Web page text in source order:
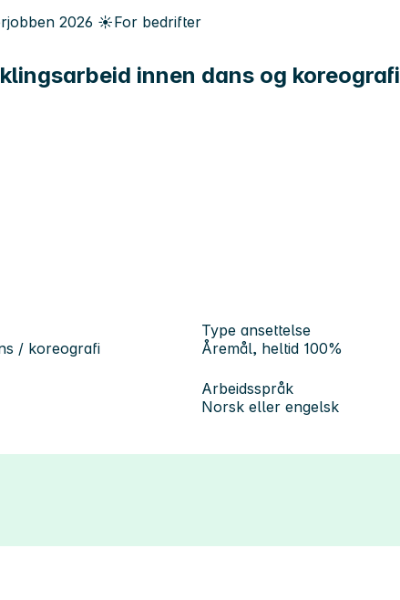
2026 ☀️For bedrifter
innen dans og koreografi
/ koreografi
Type ansettelse
Åremål, heltid 100%
Arbeidsspråk
Norsk eller engelsk